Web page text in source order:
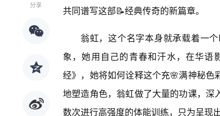
分享
共同谱写这部📝经典传奇的新篇章。
翁虹，这个名字本身就承载着一
象，她用自己的青春和汗水，在华语
经》，她将如何诠释这个充🌸满神秘
地塑造角色，翁虹做了大量的功课，
数次进行高强度的体能训练，只为呈现